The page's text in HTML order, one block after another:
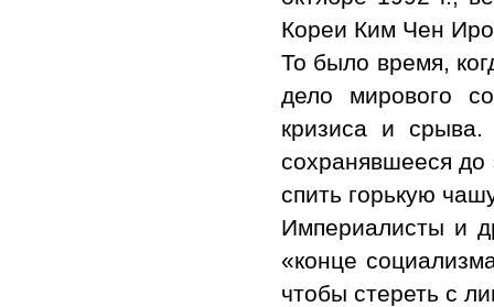
Кореи Ким Чен
То было время,
дело мирового
кризиса и
сохранявшееся до
спить горькую
Империалисты и
«конце
чтобы стереть с